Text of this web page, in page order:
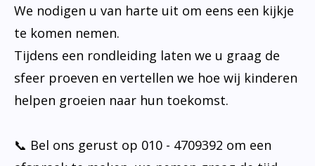
We nodigen u van harte uit om eens een kijkje
te komen nemen.
Tijdens een rondleiding laten we u graag de
sfeer proeven en vertellen we hoe wij kinderen
helpen groeien naar hun toekomst.
📞 Bel ons gerust op 010 - 4709392 om een